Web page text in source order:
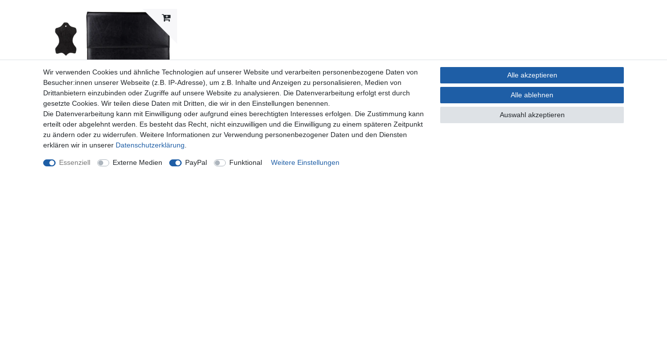
Leder Schwarz
Wir verwenden Cookies und ähnliche Technologien auf unserer Website und verarbeiten personenbezogene Daten von
Besucher:innen unserer Webseite (z.B. IP-Adresse), um z.B. Inhalte und Anzeigen zu personalisieren, Medien von
Drittanbietern einzubinden oder Zugriffe auf unsere Website zu analysieren. Die Datenverarbeitung erfolgt erst durch
gesetzte Cookies. Wir teilen diese Daten mit Dritten, die wir in den Einstellungen benennen.
Die Datenverarbeitung kann mit Einwilligung oder aufgrund eines berechtigten Interesses erfolgen. Die Zustimmung kann
erteilt oder abgelehnt werden. Es besteht das Recht, nicht einzuwilligen und die Einwilligung zu einem späteren Zeitpunkt
zu ändern oder zu widerrufen. Weitere Informationen zur Verwendung personenbezogener Daten und den Diensten
erklären wir in unserer Daten­schutz­erklärung
Essenziell Externe Medien PayPal Funktional Weitere Einstellungen
Alle akzeptieren
Alle ablehnen
Auswahl akzeptieren